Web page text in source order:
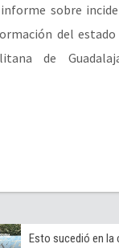
sobre
del
de
Esto sucedió en la